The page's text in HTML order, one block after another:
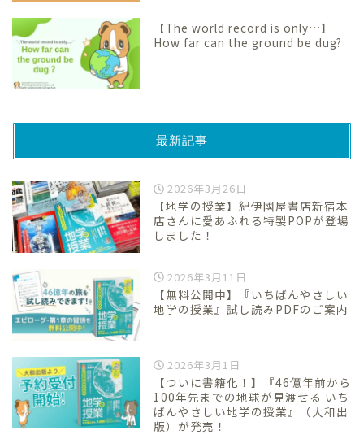
【The world record is only…】
How far can the ground be dug?
最新記事
2026年3月26日
【地学の授業】紀伊國屋書店新宿本
店さんに愛あふれる特製POPが登場
しました！
2026年3月11日
【無料公開中】『いちばんやさしい
地学の授業』試し読みPDFのご案内
2026年3月1日
【ついに書籍化！】『46億年前から
100年先までの地球が見渡せる いち
ばんやさしい地学の授業』（大和出
版）が発売！